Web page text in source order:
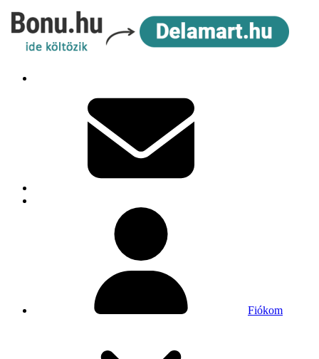
Fiókom